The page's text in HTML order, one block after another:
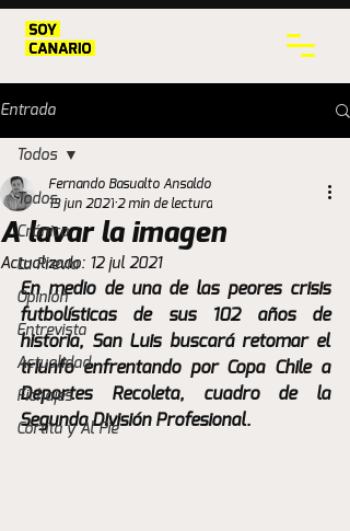
Entrada
Todos
Crónica
La Previa
Opinión
Entrevista
Actualidad
Fichajes
Cortita y Al Pie
Todos
A lavar la imagen
Fernando Basualto Ansaldo
13 jun 2021 2 min de lectura
Actualizado: 12 jul 2021
En medio de una de las peores crisis
futbolísticas de sus 102 años de
historia, San Luis buscará retomar el
triunfo enfrentando por Copa Chile a
Deportes Recoleta, cuadro de la
Segunda División Profesional.